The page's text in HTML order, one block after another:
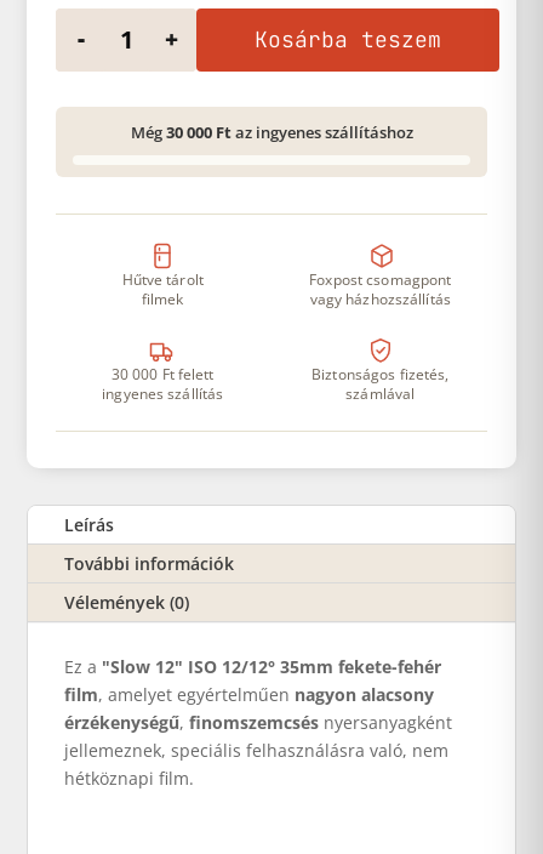
- + Kosárba teszem
Még30 000 Ftaz ingyenes szállításhoz
Hűtve tárolt
filmek
Foxpost csomagpont
vagy házhozszállítás
30 000 Ft felett
ingyenes szállítás
Biztonságos fizetés,
számlával
Leírás
További információk
Vélemények (0)
Ez a "Slow 12" ISO 12/12° 35mm fekete-fehér
film, amelyet egyértelműen nagyon alacsony
érzékenységű,finomszemcsés nyersanyagként
jellemeznek, speciális felhasználásra való, nem
hétköznapi film.